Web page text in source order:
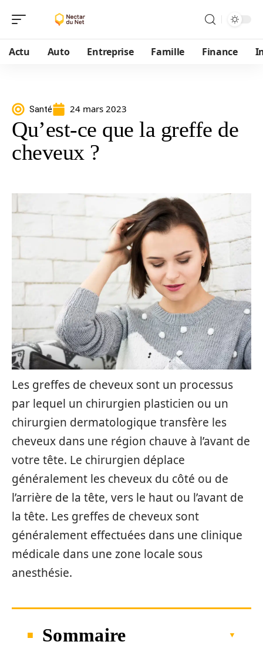
Actu Auto Entreprise Famille Finance
Santé 24 mars 2023
Qu’est-ce que la greffe de
cheveux ?
​​Les greffes de cheveux sont un processus
par lequel un chirurgien plasticien ou un
chirurgien dermatologique transfère les
cheveux dans une région chauve à l’avant de
votre tête. Le chirurgien déplace
généralement les cheveux du côté ou de
l’arrière de la tête, vers le haut ou l’avant de
la tête. Les greffes de cheveux sont
généralement effectuées dans une clinique
médicale dans une zone locale sous
anesthésie.
Sommaire